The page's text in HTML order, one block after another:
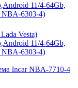
Vesta)
11/4-64Gb,
6303-4)